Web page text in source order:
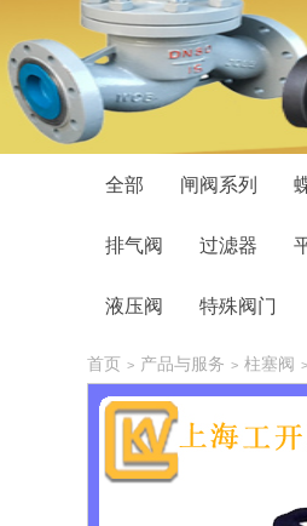
全部 闸阀系列
排气阀 过滤器
液压阀 特殊阀门
首页 > 产品与服务 > 柱塞阀 >